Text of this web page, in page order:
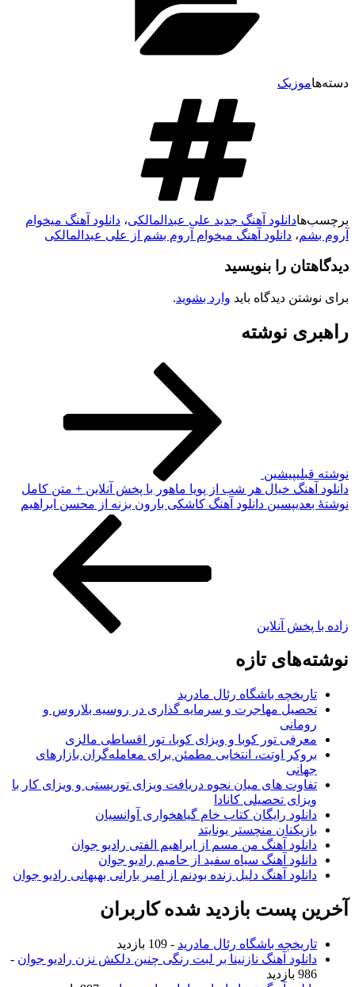
دسته‌هاموزیک
برچسب‌هادانلود آهنگ جدید علی عبدالمالکی، دانلود آهنگ میخوام
آروم بشم، دانلود آهنگ میخوام آروم بشم از علی عبدالمالکی
دیدگاهتان را بنویسید
برای نوشتن دیدگاه باید وارد بشوید.
راهبری نوشته
نوشته قبلیپیشین
دانلود آهنگ خیال هر شب از پویا ماهور با پخش آنلاین + متن کامل
نوشته‌ٔ بعدیپسین دانلود آهنگ کاشکی بارون بزنه از محسن ابراهیم
زاده با پخش آنلاین
نوشته‌های تازه
تاریخچه باشگاه رئال مادرید
تحصیل مهاجرت و سرمایه گذاری در روسیه بلاروس و
رومانی
معرفی تور کوبا و ویزای کوبا، تور اقساطی مالزی
بروکر اوتت، انتخابی مطمئن برای معامله‌گران بازارهای
جهانی
تفاوت های میان نحوه دریافت ویزای توریستی و ویزای کار با
ویزای تحصیلی کانادا
دانلود رایگان کتاب خام گیاهخواری آوانسیان
بازیکنان منچستر یونایتد
دانلود آهنگ من مسم از ابراهیم الفتی رادیو جوان
دانلود آهنگ سیاه سفید از حامیم رادیو جوان
دانلود آهنگ دلیل زنده بودنم از امیر بارانی بهبهانی رادیو جوان
آخرین پست بازدید شده کاربران
تاریخچه باشگاه رئال مادرید - 109 بازدید
دانلود آهنگ نازنینا بر لبت رنگی چنین دلکش نزن رادیو جوان -
986 بازدید